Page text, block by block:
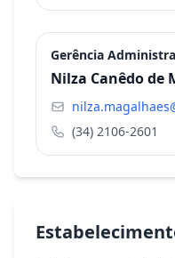
Gerência
Nilza Canêdo de
(34) 2106-2601